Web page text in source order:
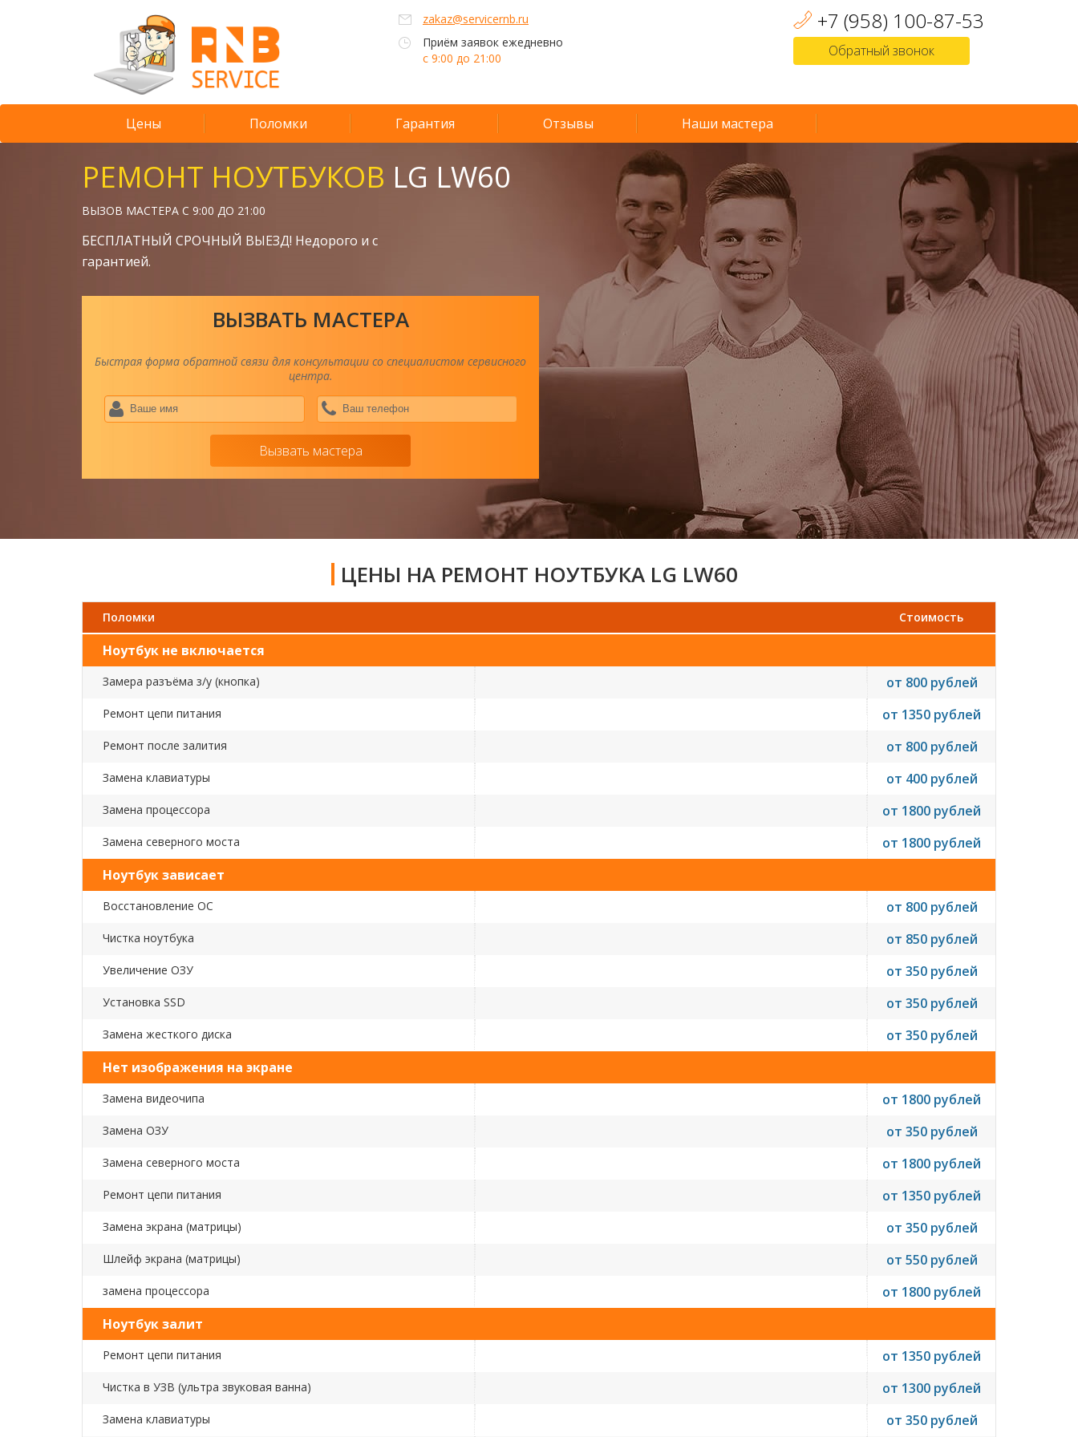
zakaz@servicernb.ru
Приём заявок ежедневно
с 9:00 до 21:00
+7 (958) 100-87-53
Обратный звонок
Цены Поломки Гарантия Отзывы Наши мастера
РЕМОНТ НОУТБУКОВ LG LW60
ВЫЗОВ МАСТЕРА С 9:00 ДО 21:00
БЕСПЛАТНЫЙ СРОЧНЫЙ ВЫЕЗД! Недорого и с
гарантией.
ВЫЗВАТЬ МАСТЕРА
Быстрая форма обратной связи для консультации со специалистом сервисного
центра.
Ваше
имя
*
Вызвать мастера
ЦЕНЫ НА РЕМОНТ НОУТБУКА LG LW60
Поломки Стоимость
Ноутбук не включается
Замера разъёма з/у (кнопка) от 800 рублей
Ремонт цепи питания от 1350 рублей
Ремонт после залития от 800 рублей
Замена клавиатуры от 400 рублей
Замена процессора от 1800 рублей
Замена северного моста
от 1800 рублей
Ноутбук зависает
Восстановление ОС от 800 рублей
Чистка ноутбука от 850 рублей
Увеличение ОЗУ от 350 рублей
Установка SSD от 350 рублей
Замена жесткого диска
от 350 рублей
Нет изображения на экране
Замена видеочипа от 1800 рублей
Замена ОЗУ от 350 рублей
Замена северного моста от 1800 рублей
Ремонт цепи питания от 1350 рублей
Замена экрана (матрицы) от 350 рублей
Шлейф экрана (матрицы) от 550 рублей
замена процессора
от 1800 рублей
Ноутбук залит
Ремонт цепи питания от 1350 рублей
Чистка в УЗВ (ультра звуковая ванна) от 1300 рублей
Замена клавиатуры от 350 рублей